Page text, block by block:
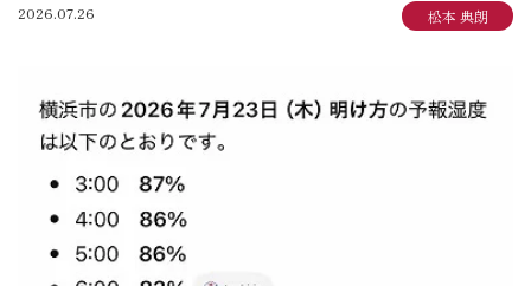
2026.07.26 松本 典朗